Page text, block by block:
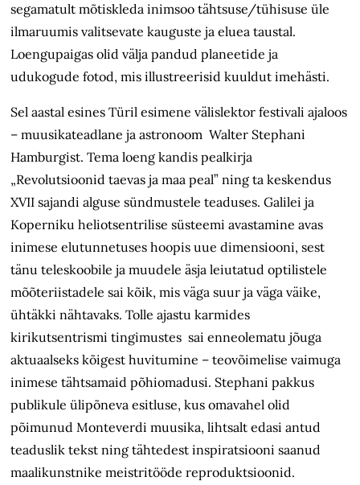
segamatult mõtiskleda inimsoo tähtsuse/tühisuse üle
ilmaruumis valitsevate kauguste ja eluea taustal.
Loengupaigas olid välja pandud planeetide ja
udukogude fotod, mis illustreerisid kuuldut imehästi.
Sel aastal esines Türil esimene välislektor festivali ajaloos
– muusikateadlane ja astronoom Walter Stephani
Hamburgist. Tema loeng kandis pealkirja
„Revolutsioonid taevas ja maa peal” ning ta keskendus
XVII sajandi alguse sündmustele teaduses. Galilei ja
Koperniku heliotsentrilise süsteemi avastamine avas
inimese elutunnetuses hoopis uue dimensiooni, sest
tänu teleskoobile ja muudele äsja leiutatud optilistele
mõõteriistadele sai kõik, mis väga suur ja väga väike,
ühtäkki nähtavaks. Tolle ajastu karmides
kirikutsentrismi tingimustes sai enneolematu jõuga
aktuaalseks kõigest huvitumine – teovõimelise vaimuga
inimese tähtsamaid põhiomadusi. Stephani pakkus
publikule ülipõneva esitluse, kus omavahel olid
põimunud Monteverdi muusika, lihtsalt edasi antud
teaduslik tekst ning tähtedest inspiratsiooni saanud
maalikunstnike meistritööde reproduktsioonid.